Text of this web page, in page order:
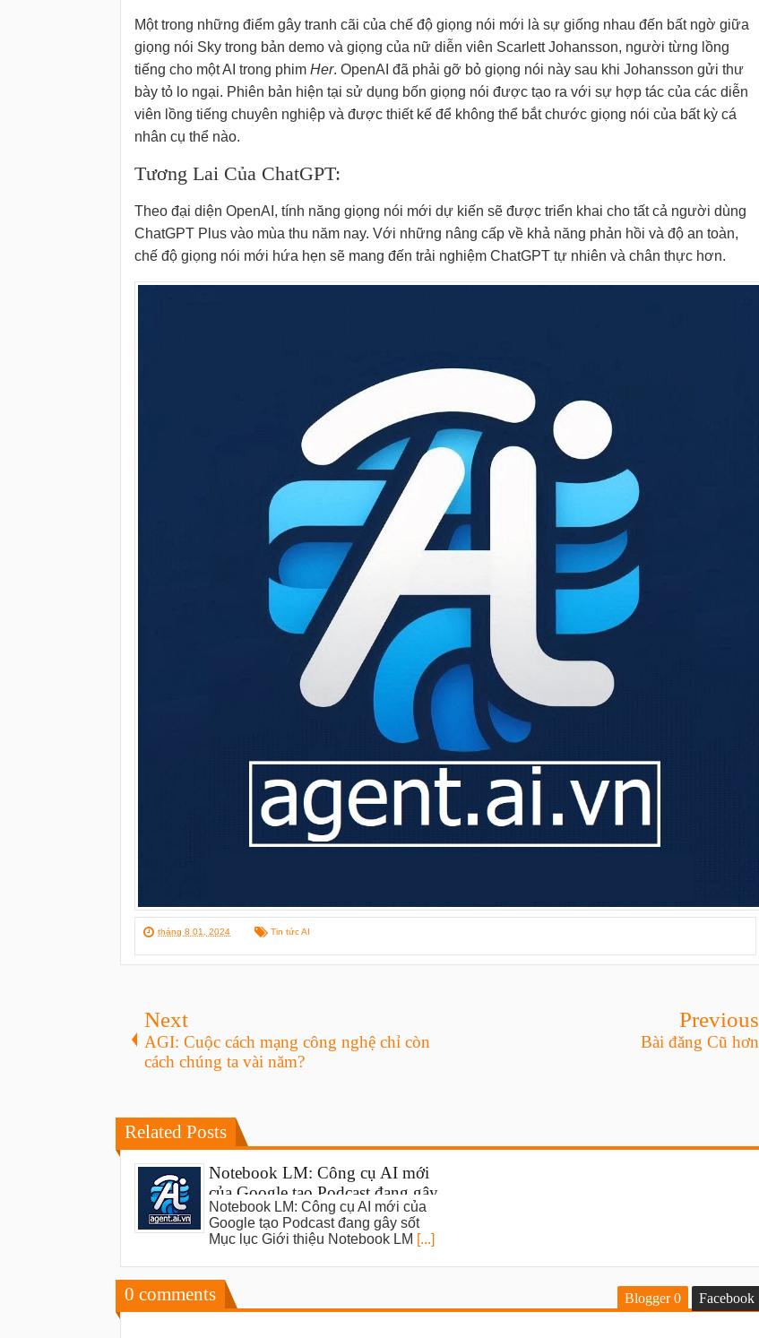
Một trong những điểm gây tranh cãi của chế độ giọng nói mới là sự giống nhau đến bất ngờ giữa
giọng nói Sky trong bản demo và giọng của nữ diễn viên Scarlett Johansson, người từng lồng
tiếng cho một AI trong phim Her. OpenAI đã phải gỡ bỏ giọng nói này sau khi Johansson gửi thư
bày tỏ lo ngại. Phiên bản hiện tại sử dụng bốn giọng nói được tạo ra với sự hợp tác của các diễn
viên lồng tiếng chuyên nghiệp và được thiết kế để không thể bắt chước giọng nói của bất kỳ cá
nhân cụ thể nào.
Tương Lai Của ChatGPT:
Theo đại diện OpenAI, tính năng giọng nói mới dự kiến ​​sẽ được triển khai cho tất cả người dùng
ChatGPT Plus vào mùa thu năm nay. Với những nâng cấp về khả năng phản hồi và độ an toàn,
chế độ giọng nói mới hứa hẹn sẽ mang đến trải nghiệm ChatGPT tự nhiên và chân thực hơn.
tháng 8 01, 2024 Tin tức AI
Next
AGI: Cuộc cách mạng công nghệ chỉ còn
cách chúng ta vài năm?
Previous
Bài đăng Cũ hơn
Related Posts
Notebook LM: Công cụ AI mới
của Google tạo Podcast đang gây
sốt
Notebook LM: Công cụ AI mới của
Google tạo Podcast đang gây sốt
Mục lục Giới thiệu Notebook LM [...]
0 comments Blogger0 Facebook